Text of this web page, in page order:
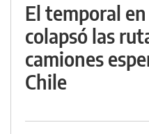
El temporal
colapsó las
camiones
Chile